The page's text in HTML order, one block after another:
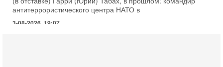
«Либо в армию — либо в тюрьму?»
Ситуация вокруг призыва ультраортодоксов в ЦАХАЛ
достигла точки кипения. Попытки принять закон,